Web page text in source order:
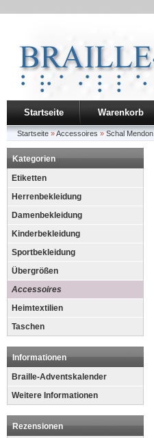
Startseite Warenkorb
Startseite »Accessoires » Schal Mendon
Kategorien
Etiketten
Herrenbekleidung
Damenbekleidung
Kinderbekleidung
Sportbekleidung
Übergrößen
Accessoires
Heimtextilien
Taschen
Informationen
Braille-Adventskalender
Weitere Informationen
Rezensionen